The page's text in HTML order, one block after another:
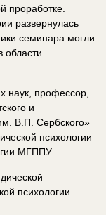
проработке.
развернулась
семинара могли
области
наук, профессор,
и
В.П. Сербского»
психологии
МГППУ.
психологии